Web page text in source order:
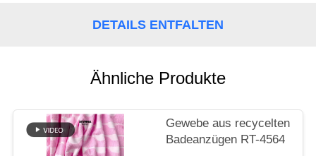
PRIVACY
POLICY
DETAILS ENTFALTEN
Ähnliche Produkte
Gewebe aus recycelten
Badeanzügen RT-4564